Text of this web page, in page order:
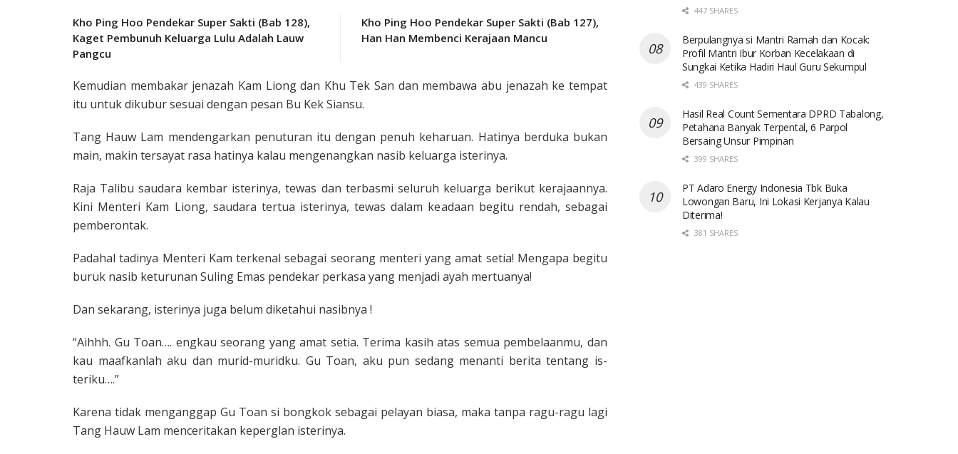
Kho Ping Hoo Pendekar Super Sakti (Bab 128),
Kaget Pembunuh Keluarga Lulu Adalah Lauw
Pangcu
Kho Ping Hoo Pendekar Super Sakti (Bab 127),
Han Han Membenci Kerajaan Mancu
Kemudian membakar jenazah Kam Liong dan Khu Tek San dan membawa abu jenazah ke tempat
itu untuk dikubur sesuai dengan pesan Bu Kek Siansu.
Tang Hauw Lam mendengar­kan penuturan itu dengan penuh keharu­an. Hatinya berduka bukan
main, makin tersayat rasa hatinya kalau mengenang­kan nasib keluarga isterinya.
Raja Talibu saudara kembar isterinya, tewas dan ter­basmi seluruh keluarga berikut kerajaan­nya.
Kini Menteri Kam Liong, saudara tertua isterinya, tewas dalam keadaan begitu rendah, sebagai
pemberontak.
Padahal tadinya Menteri Kam terkenal sebagai seorang menteri yang amat setia! Mengapa begitu
buruk nasib keturunan Suling Emas pendekar perkasa yang menjadi ayah mertuanya!
Dan sekarang, isterinya juga belum diketahui nasibnya !
“Aihhh. Gu Toan…. engkau seorang yang amat setia. Terima kasih atas se­mua pembelaanmu, dan
kau maafkanlah aku dan murid-muridku. Gu Toan, aku pun sedang menanti berita tentang is­
teriku….”
Karena tidak menganggap Gu Toan si bongkok sebagai pelayan biasa, maka tanpa ragu-ragu lagi
Tang Hauw Lam menceritakan keperglan isterinya.
447 SHARES
Berpulangnya si Mantri Ramah dan Kocak:
Profil Mantri Ibur Korban Kecelakaan di
Sungkai Ketika Hadiri Haul Guru Sekumpul
439 SHARES
Hasil Real Count Sementara DPRD Tabalong,
Petahana Banyak Terpental, 6 Parpol
Bersaing Unsur Pimpinan
399 SHARES
PT Adaro Energy Indonesia Tbk Buka
Lowongan Baru, Ini Lokasi Kerjanya Kalau
Diterima!
381 SHARES